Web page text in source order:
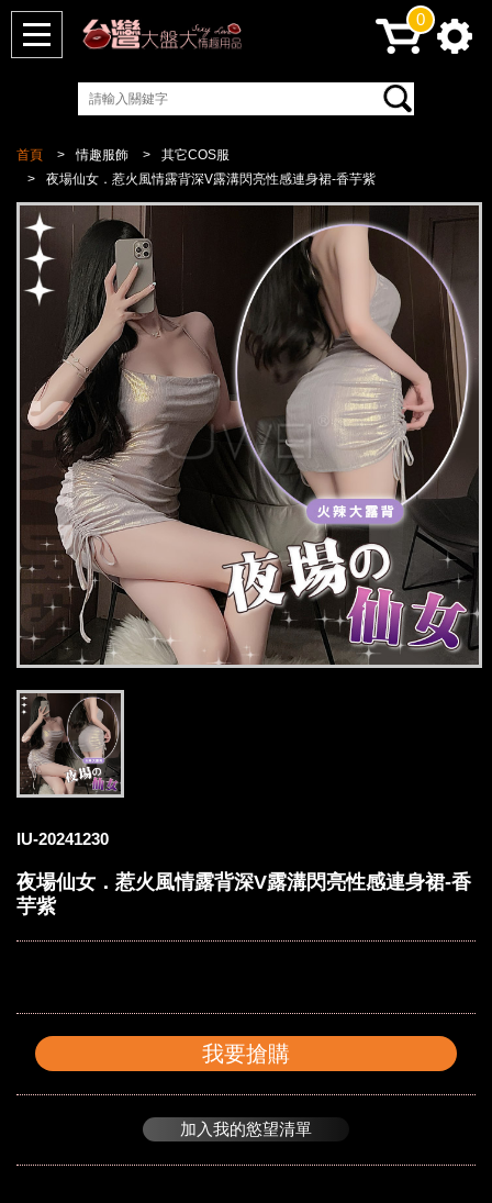
首頁 情趣服飾
其它COS服
夜場仙女．惹火風情露背深V露溝閃亮性感連身裙-香芋紫
IU-20241230
夜場仙女．惹火風情露背深V露溝閃亮性感連身裙-香
芋紫
我要搶購
加入我的慾望清單
0